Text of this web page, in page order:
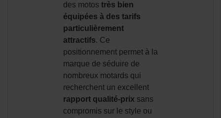
des motos très bien
équipées à des tarifs
particulièrement
attractifs. Ce
positionnement permet à la
marque de séduire de
nombreux motards qui
recherchent un excellent
rapport qualité-prix sans
compromis sur le style ou